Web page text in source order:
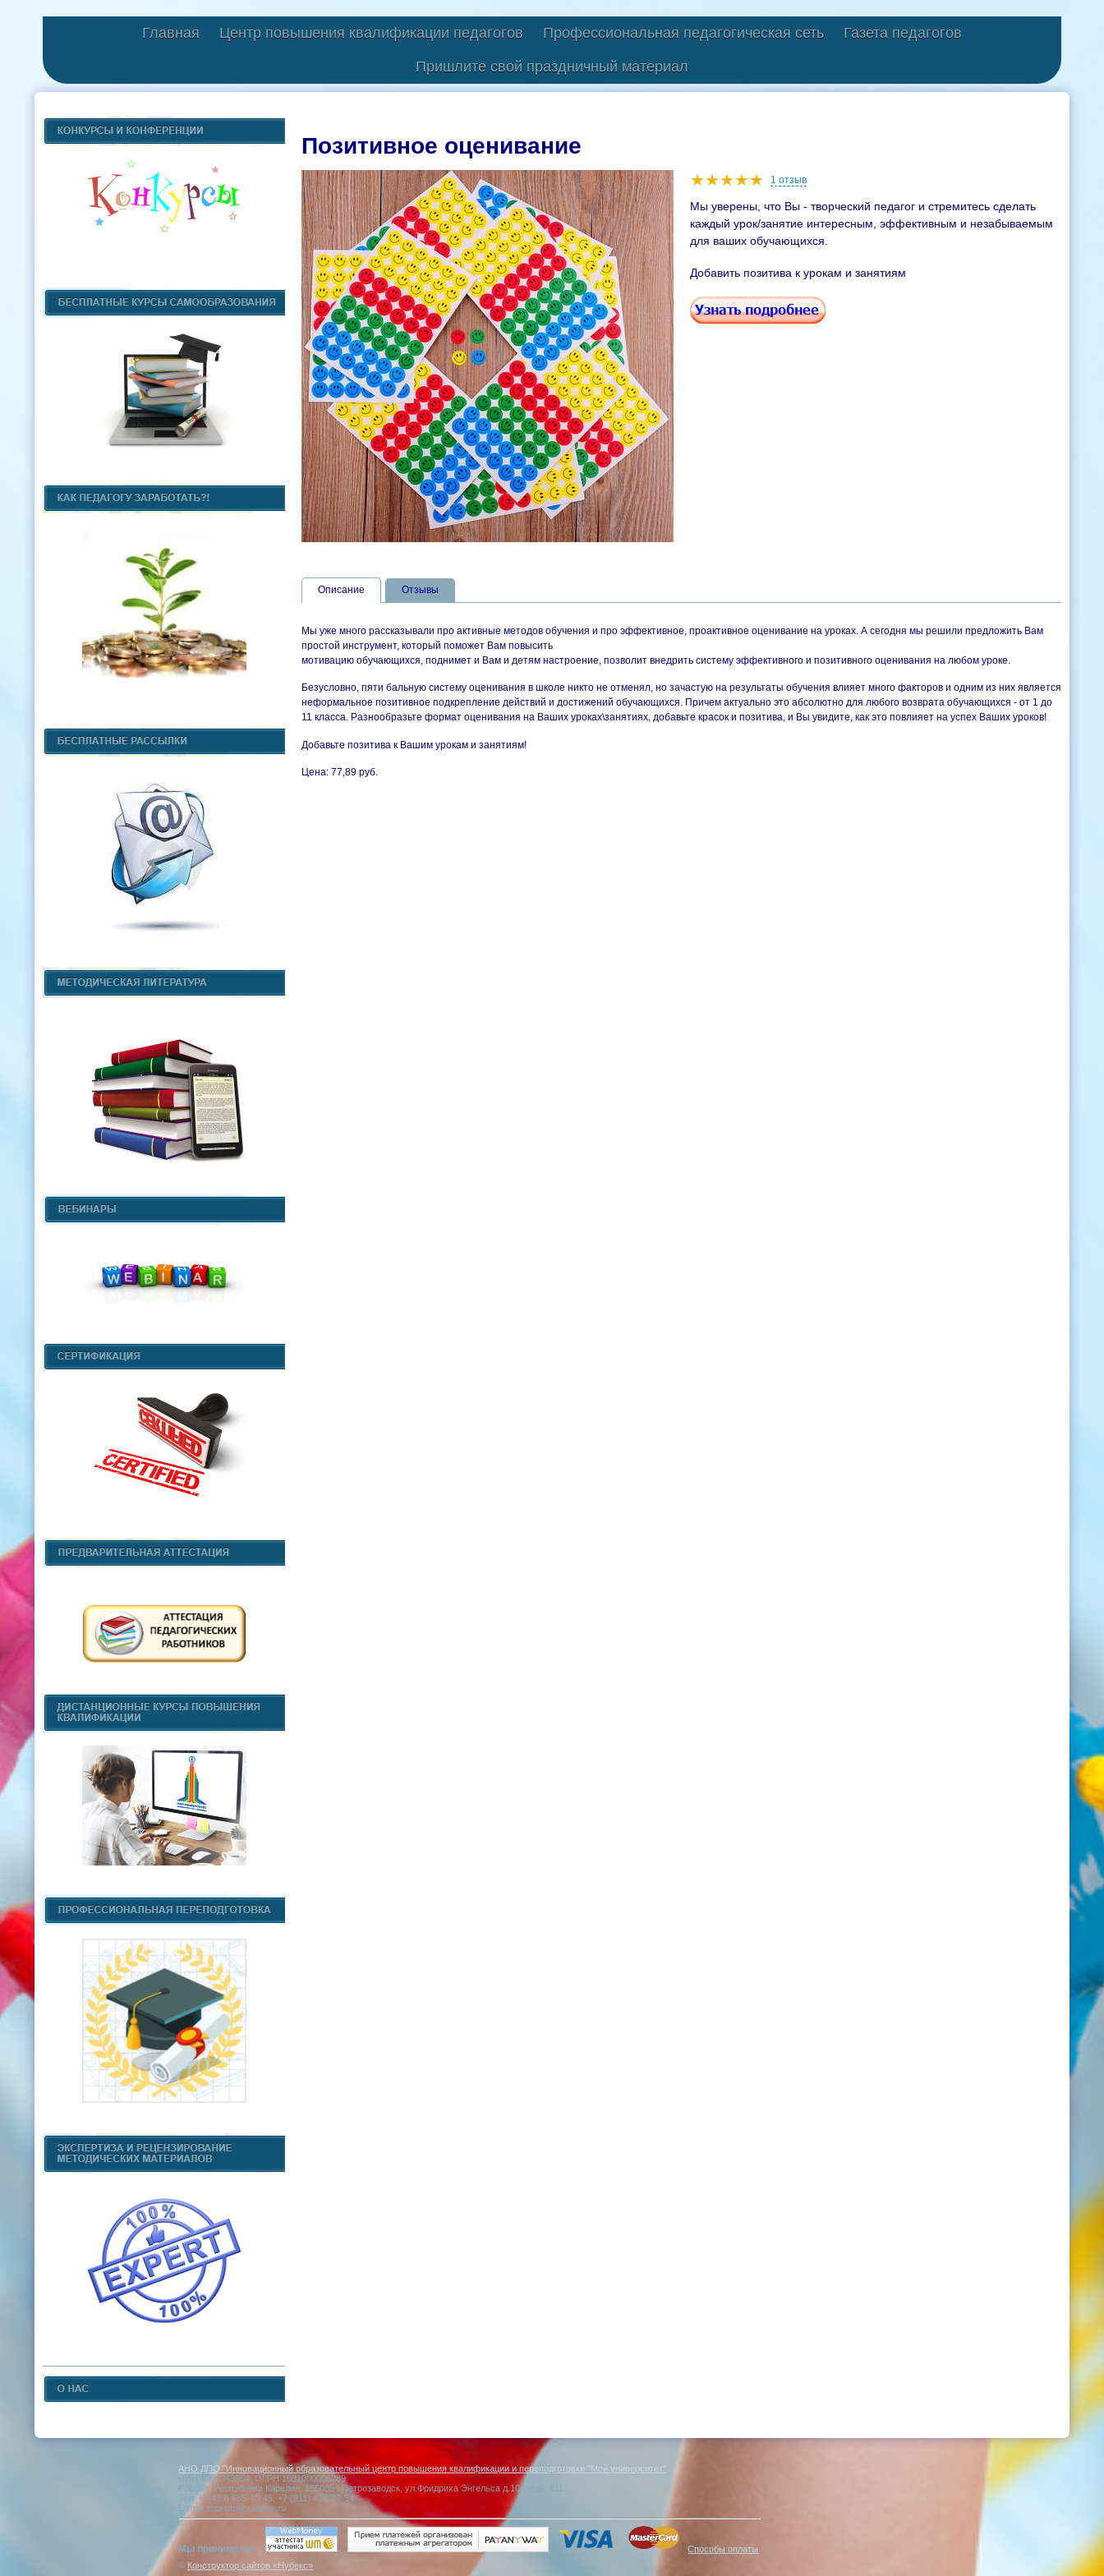
Главная Центр повышения квалификации педагогов Профессиональная педагогическая сеть Газета педагогов
Пришлите свой праздничный материал
Позитивное оценивание
1 отзыв
Мы уверены, что Вы - творческий педагог и стремитесь сделать
каждый урок/занятие интересным, эффективным и незабываемым
для ваших обучающихся.
Добавить позитива к урокам и занятиям
Описание Отзывы
Мы уже много рассказывали про активные методов обучения и про эффективное, проактивное оценивание на уроках. А сегодня мы решили предложить Вам
простой инструмент, который поможет Вам повысить
мотивацию обучающихся, поднимет и Вам и детям настроение, позволит внедрить систему эффективного и позитивного оценивания на любом уроке.
Безусловно, пяти бальную систему оценивания в школе никто не отменял, но зачастую на результаты обучения влияет много факторов и одним из них является
неформальное позитивное подкрепление действий и достижений обучающихся. Причем актуально это абсолютно для любого возврата обучающихся - от 1 до
11 класса. Разнообразьте формат оценивания на Ваших уроках\занятиях, добавьте красок и позитива, и Вы увидите, как это повлияет на успех Ваших уроков!
Добавьте позитива к Вашим урокам и занятиям!
Цена: 77,89 руб.
АНО ДПО "Инновационный образовательный центр повышения квалификации и переподготовки "Мой университет"
ИНН 1001043954, ОГРН 1031000006289
Россия, Республика Карелия, 185035 г.Петрозаводск, ул.Фридриха Энгельса д.10, офис 211
Тел: +7(499) 685-10-45, +7 (911) 422-27-54
E-mail: moi-uni@yandex.ru
Мы принимаем:
Способы оплаты
© Конструктор сайтов «Нубекс»